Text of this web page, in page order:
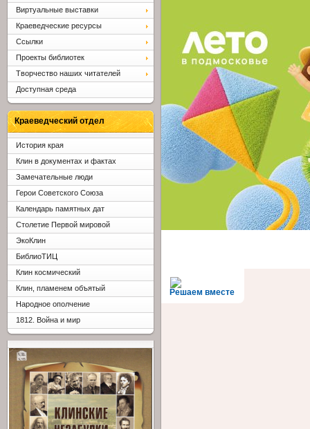
Решаем вместе
Виртуальные выставки
Краеведческие ресурсы
Ссылки
Проекты библиотек
Творчество наших читателей
Доступная среда
Краеведческий отдел
История края
Клин в документах и фактах
Замечательные люди
Герои Советского Союза
Календарь памятных дат
Столетие Первой мировой
ЭкоКлин
БиблиоТИЦ
Клин космический
Клин, пламенем объятый
Народное ополчение
1812. Война и мир